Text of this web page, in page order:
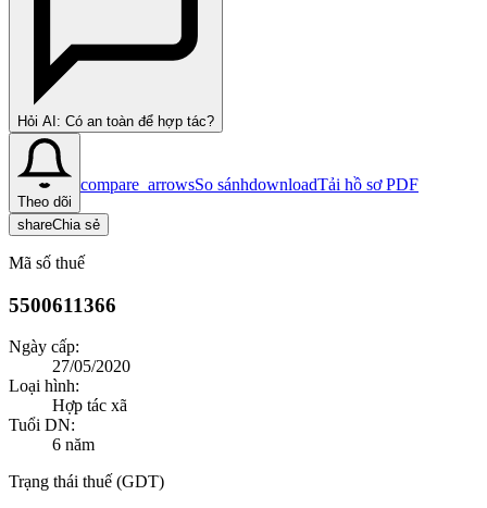
Hỏi AI: Có an toàn để hợp tác?
Theo dõi
compare_arrowsSo sánhdownloadTải hồ sơ PDF
shareChia sẻ
Mã số thuế
5500611366
Ngày cấp:
27/05/2020
Loại hình:
Hợp tác xã
Tuổi DN:
6 năm
Trạng thái thuế (GDT)